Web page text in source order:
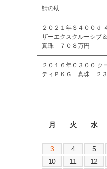
鯖の助
２０２１年Ｓ４００ｄ
ザーエクスクルーシブ
真珠 ７０８万円
２０１６年Ｃ３００ ク
ティＰＫＧ 真珠 ２３
月
火 水
3
4 5
10
11 12